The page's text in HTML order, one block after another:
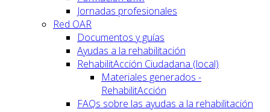
Jornadas profesionales
Red OAR
Documentos y guías
Ayudas a la rehabilitación
RehabilitAcción Ciudadana (local)
Materiales generados -
RehabilitAcción
FAQs sobre las ayudas a la rehabilitación